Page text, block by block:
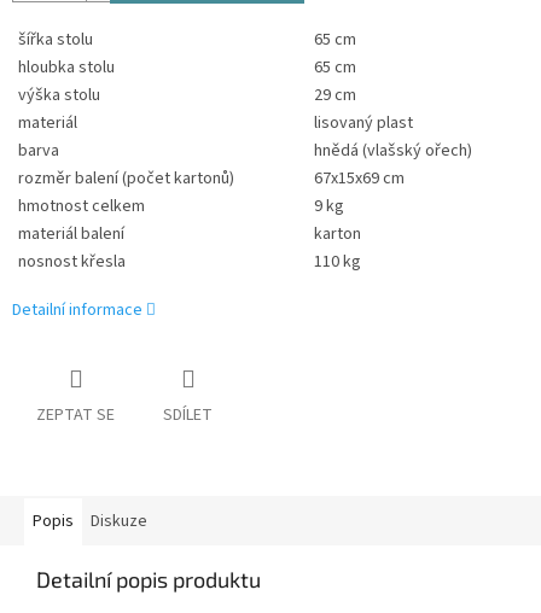
šířka stolu
65 cm
hloubka stolu
65 cm
výška stolu
29 cm
materiál
lisovaný plast
barva
hnědá (vlašský ořech)
rozměr balení (počet kartonů)
67x15x69 cm
hmotnost celkem
9 kg
materiál balení
karton
nosnost křesla
110 kg
Detailní informace
ZEPTAT SE SDÍLET
Popis Diskuze
Detailní popis produktu